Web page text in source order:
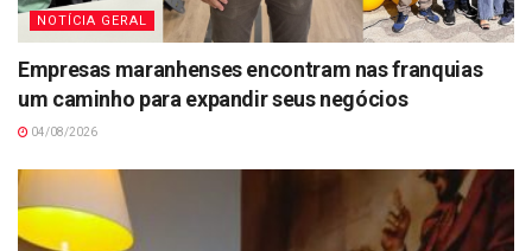
NOTÍCIA GERAL
Empresas maranhenses encontram nas franquias
um caminho para expandir seus negócios
04/08/2026